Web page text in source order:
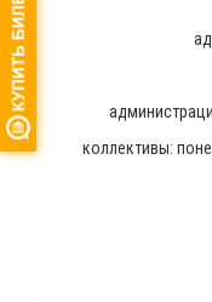
коллективы: